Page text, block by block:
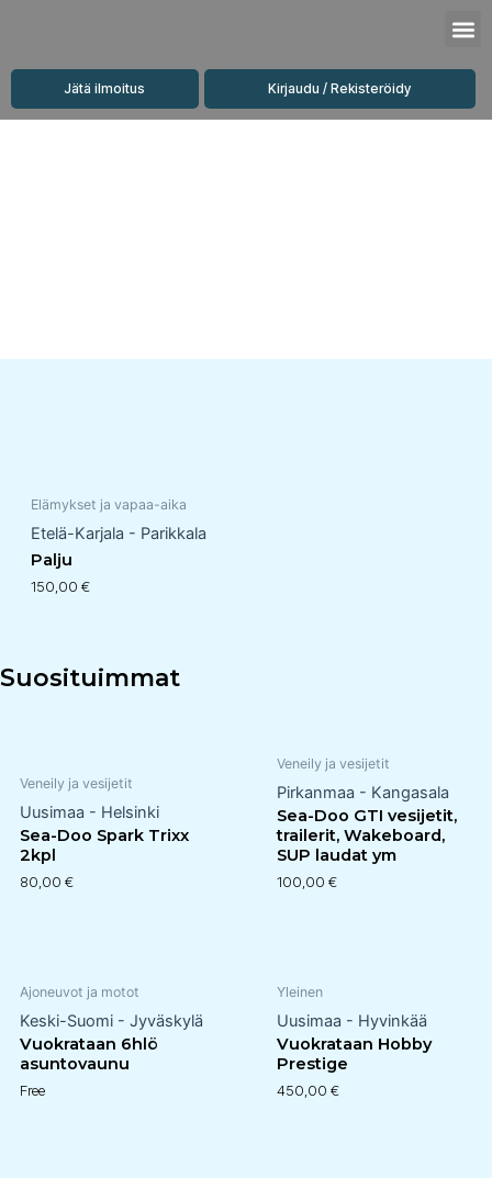
Jätä ilmoitus Kirjaudu / Rekisteröidy
Elämykset ja vapaa-aika
Etelä-Karjala - Parikkala
Palju
150,00 €
Suosituimmat
Veneily ja vesijetit
Uusimaa - Helsinki
Sea-Doo Spark Trixx
2kpl
80,00 €
Veneily ja vesijetit
Pirkanmaa - Kangasala
Sea-Doo GTI vesijetit,
trailerit, Wakeboard,
SUP laudat ym
100,00 €
Ajoneuvot ja motot
Keski-Suomi - Jyväskylä
Vuokrataan 6hlö
asuntovaunu
Free
Yleinen
Uusimaa - Hyvinkää
Vuokrataan Hobby
Prestige
450,00 €